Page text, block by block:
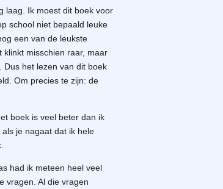
laag. Ik moest dit boek voor
school niet bepaald leuke
een van de leukste
klinkt misschien raar, maar
Dus het lezen van dit boek
Om precies te zijn: de
boek is veel beter dan ik
je nagaat dat ik hele
had ik meteen heel veel
vragen. Al die vragen